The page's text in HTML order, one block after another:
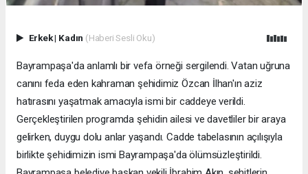
Erkek| Kadın (Haberi Sesli Oku)
Bayrampaşa'da anlamlı bir vefa örneği sergilendi. Vatan uğruna
canını feda eden kahraman şehidimiz Özcan İlhan'ın aziz
hatırasını yaşatmak amacıyla ismi bir caddeye verildi.
Gerçekleştirilen programda şehidin ailesi ve davetliler bir araya
gelirken, duygu dolu anlar yaşandı. Cadde tabelasının açılışıyla
birlikte şehidimizin ismi Bayrampaşa'da ölümsüzleştirildi.